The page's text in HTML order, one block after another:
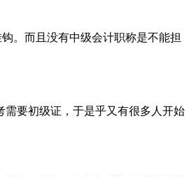
。而且没有中级会计职称是不能担
要初级证，于是乎又有很多人开始